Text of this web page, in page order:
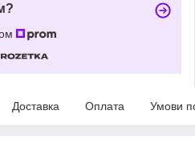
Доставка Оплата Умови